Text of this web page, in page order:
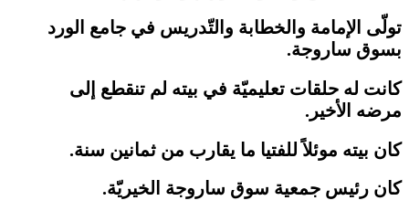
تولّى الإمامة والخطابة والتّدريس في جامع الورد
بسوق ساروجة.
كانت له حلقات تعليميّة في بيته لم تنقطع إلى
مرضه الأخير.
كان بيته موئلاً للفتيا ما يقارب من ثمانين سنة.
كان رئيس جمعية سوق ساروجة الخيريّة.